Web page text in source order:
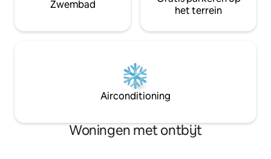
Zwembad
het terrein
Airconditioning
Woningen met ontbijt